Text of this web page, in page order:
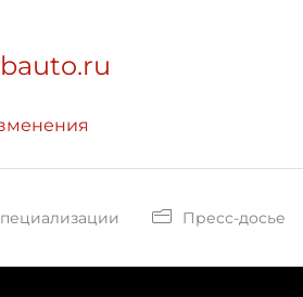
Пресс-досье